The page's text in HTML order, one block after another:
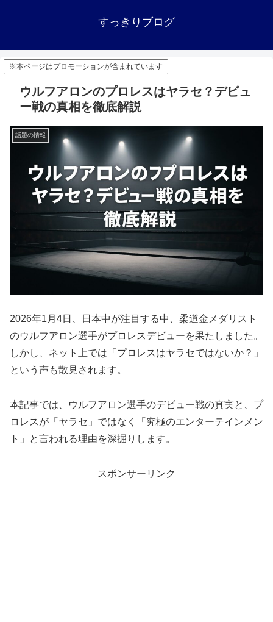
すっきりブログ
※本ページはプロモーションが含まれています
ウルフアロンのプロレスはヤラセ？デビュ
ー戦の真相を徹底解説
話題の情報
2026年1月4日、日本中が注目する中、柔道金メダリスト
のウルフアロン選手がプロレスデビューを果たしました。
しかし、ネット上では「プロレスはヤラセではないか？」
という声も散見されます。
本記事では、ウルフアロン選手のデビュー戦の真実と、プ
ロレスが「ヤラセ」ではなく「究極のエンターテインメン
ト」と言われる理由を深掘りします。
スポンサーリンク